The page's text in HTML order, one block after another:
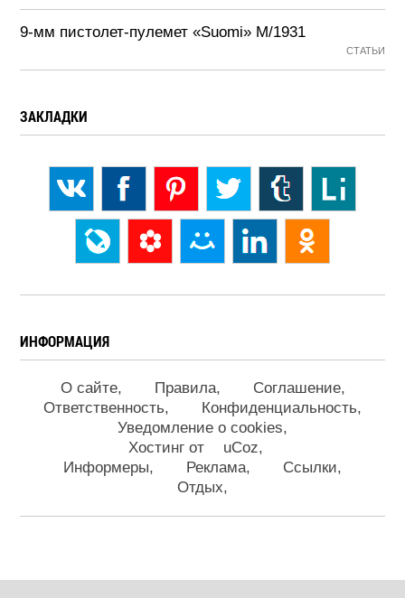
9-мм пистолет-пулемет «Suomi» М/1931
СТАТЬИ
ЗАКЛАДКИ
ИНФОРМАЦИЯ
О сайте Правила
Соглашение
Ответственность
Конфиденциальность
Уведомление о cookies
Хостинг от
uCoz
Информеры
Реклама
Ссылки
Отдых